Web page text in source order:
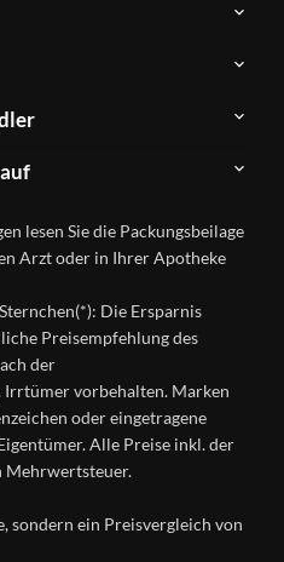
lesen Sie die Packungsbeilage
Arzt oder in Ihrer Apotheke
Die Ersparnis
Preisempfehlung des
der
vorbehalten. Marken
oder eingetragene
Alle Preise inkl. der
Mehrwertsteuer.
sondern ein Preisvergleich von